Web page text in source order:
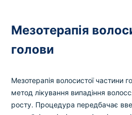
Мезотерапія
голови
Мезотерапія волосистої частини
метод лікування випадіння
росту. Процедура передбачає